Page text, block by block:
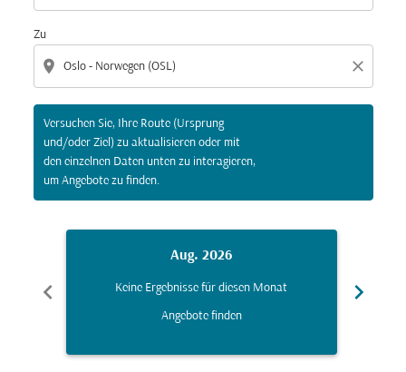
Zu
location_on close
Versuchen Sie, Ihre Route (Ursprung
und/oder Ziel) zu aktualisieren oder mit
den einzelnen Daten unten zu interagieren,
um Angebote zu finden.
chevron_left
Aug. 2026
Keine Ergebnisse für diesen Monat
Angebote finden
chevron_right